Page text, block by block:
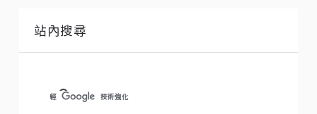
站內搜尋